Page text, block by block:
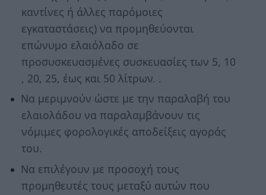
καντίνες ή άλλες παρόμοιες
εγκαταστάσεις) να προμηθεύονται
επώνυμο ελαιόλαδο σε
προσυσκευασμένες συσκευασίες των 5, 10
, 20, 25, έως και 50 λίτρων. .
Να μεριμνούν ώστε με την παραλαβή του
ελαιολάδου να παραλαμβάνουν τις
νόμιμες φορολογικές αποδείξεις αγοράς
του.
Να επιλέγουν με προσοχή τους
προμηθευτές τους μεταξύ αυτών που